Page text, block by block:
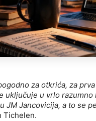
za otkrića, za
uključuje u vrlo
Jancovicija, a to se
Tichelen.